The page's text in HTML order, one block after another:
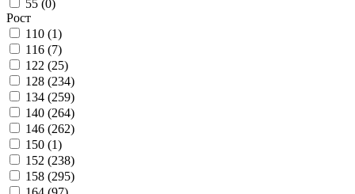
55 (0)
Рост
110 (1)
116 (7)
122 (25)
128 (234)
134 (259)
140 (264)
146 (262)
150 (1)
152 (238)
158 (295)